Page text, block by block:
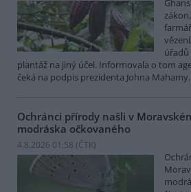
plantáž na jiný účel. Informovala o tom
čeká na podpis prezidenta Johna Mahamy.
Ochránci přírody našli v
modráska očkovaného
4.8.2026 01:58 (ČTK)